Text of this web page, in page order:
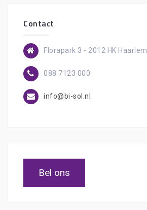
Contact
Florapark 3 - 2012 HK Haarlem
088 7123 000
info@bi-sol.nl
Bel ons